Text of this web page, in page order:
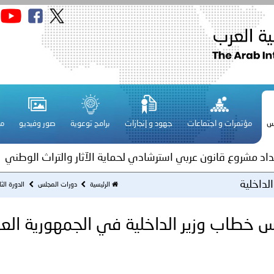
مؤتمرات و اجتماعات جهود و إنجازات برامج توعوية صور وفيديو
قـطـر ـ 1448/02/21هـ ــ الموافق 2026/08/04 م - مشاركة دولة
لدول الخليج العربية..
لمجلس وزراء الداخلية العرب بمناسبة اختتام المؤتمر العربي
مشروع قانون عربي استرشادي لحماية الآثار والتراث الوطني
عشر للمسؤولين عن الأمن السياحي
فلسطين ـ 1448/02/22هـ ــ الموافق 2026/08/05 م - الشرطة
الرئيسية دورات المجلس الدورة
وزير الداخلية في الجمهورية